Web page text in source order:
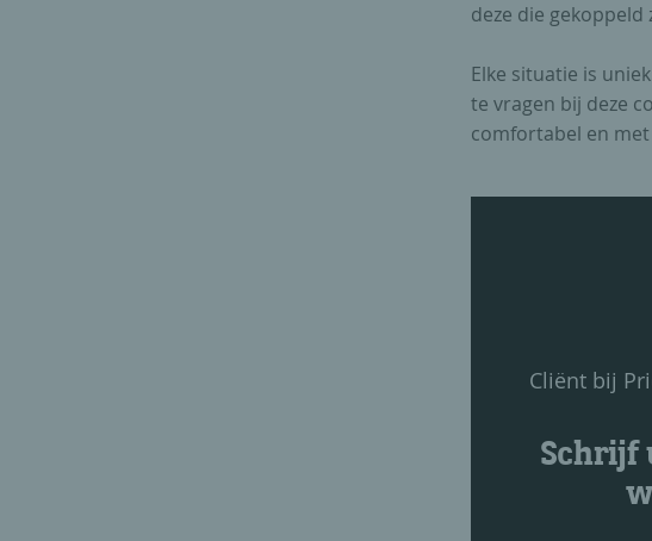
deze die
Elke situatie is
te vragen bij deze
comfortabel en
Cliënt bij
Schrijf